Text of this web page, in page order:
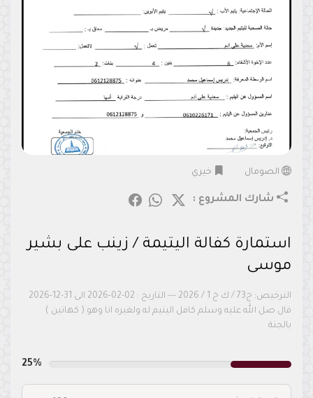
الصومال خيري
شارك المشروع :
استمارة كفالة اليتيمة / زينب على بشير
موسى
الترخيص: ج73 / ك خ 1 / 2026 --- التاريخ : 02-02-2026 الى 31-12-2026
قال صل الله عليه وسلم كافل اليتيم له ولغيره انا وهو ( كهاتين )
بالجنة
25%